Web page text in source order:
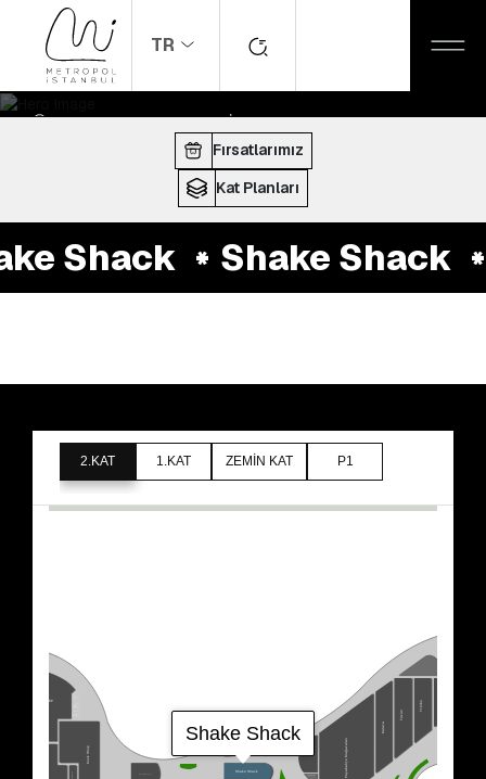
TR
ANASAYFA MAĞAZALAR
Shake Shack
ÇALIŞMA SAATLERI:10:00 - 22:00
Fırsatlarımız
Kat Planları
Shack Shake Shack